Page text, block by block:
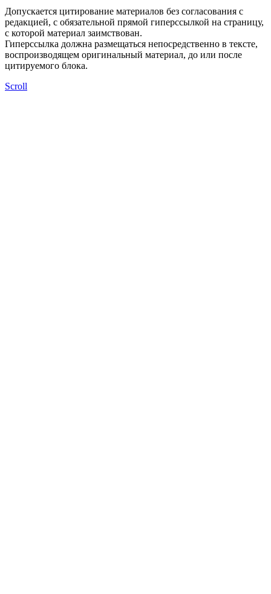
Допускается цитирование материалов без согласования с
редакцией, с обязательной прямой гиперссылкой на страницу,
с которой материал заимствован.
Гиперссылка должна размещаться непосредственно в тексте,
воспроизводящем оригинальный материал, до или после
цитируемого блока.
Scroll